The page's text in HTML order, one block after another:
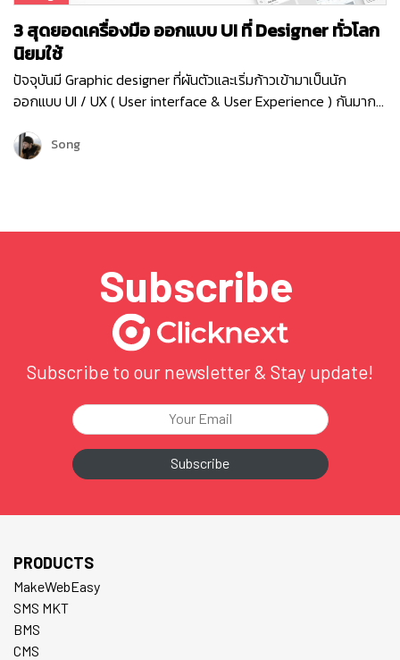
3 สุดยอดเครื่องมือ ออกแบบ UI ที่ Designer ทั่วโลก
นิยมใช้
ปัจจุบันมี Graphic designer ที่ผันตัวและเริ่มก้าวเข้ามาเป็นนัก
ออกแบบ UI / UX ( User interface & User Experience ) กันมาก
กำลังเติบโตขึ้นอย่างมากในปัจจุบัน…
Song
Subscribe
Subscribe to our newsletter & Stay update!
PRODUCTS
MakeWebEasy
SMS MKT
BMS
CMS